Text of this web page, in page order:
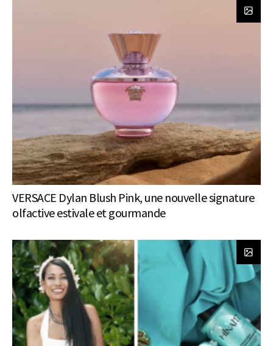
VERSACE Dylan Blush Pink, une nouvelle signature
olfactive estivale et gourmande